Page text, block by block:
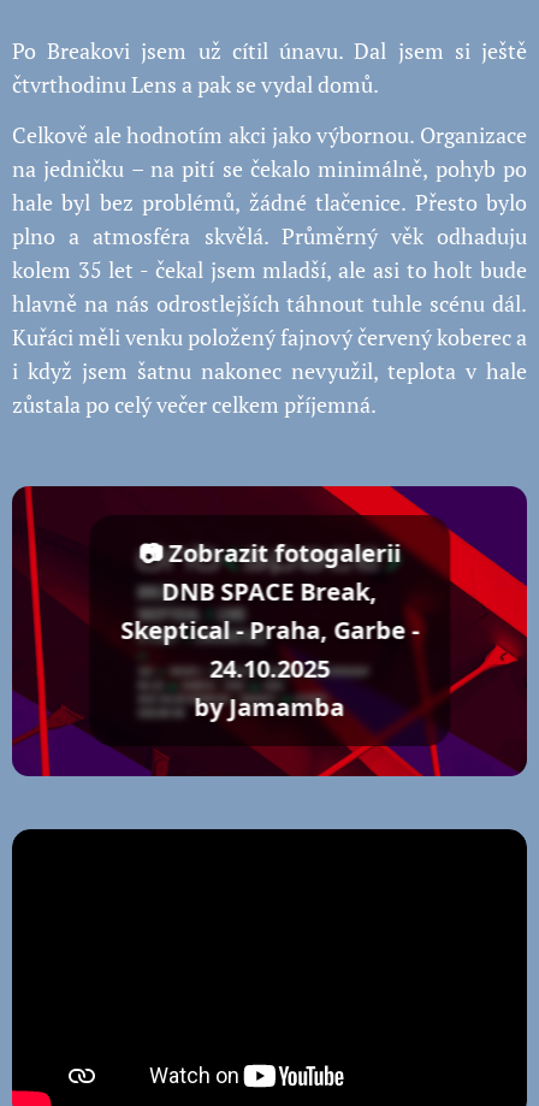
Po Breakovi jsem už cítil únavu. Dal jsem si ještě
čtvrthodinu Lens a pak se vydal domů.
Celkově ale hodnotím akci jako výbornou. Organizace
na jedničku – na pití se čekalo minimálně, pohyb po
hale byl bez problémů, žádné tlačenice. Přesto bylo
plno a atmosféra skvělá. Průměrný věk odhaduju
kolem 35 let - čekal jsem mladší, ale asi to holt bude
hlavně na nás odrostlejších táhnout tuhle scénu dál.
Kuřáci měli venku položený fajnový červený koberec a
i když jsem šatnu nakonec nevyužil, teplota v hale
zůstala po celý večer celkem příjemná.
📷 Zobrazit fotogalerii
DNB SPACE Break,
Skeptical - Praha, Garbe -
24.10.2025
by Jamamba